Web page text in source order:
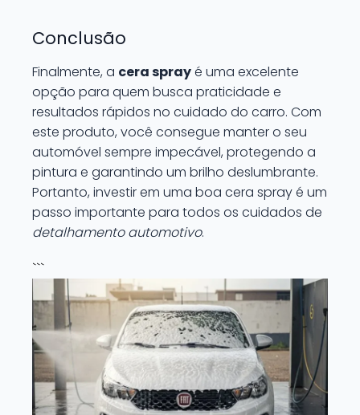
Conclusão
Finalmente, a cera sprayé uma excelente
opção para quem busca praticidade e
resultados rápidos no cuidado do carro. Com
este produto, você consegue manter o seu
automóvel sempre impecável, protegendo a
pintura e garantindo um brilho deslumbrante.
Portanto, investir em uma boa cera spray é um
passo importante para todos os cuidados de
detalhamento automotivo.
```